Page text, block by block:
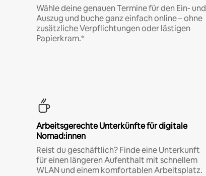
Wähle deine genauen Termine für den Ein- und
Auszug und buche ganz einfach online – ohne
zusätzliche Verpflichtungen oder lästigen
Papierkram.*
Arbeitsgerechte Unterkünfte für digitale
Nomad:innen
Reist du geschäftlich? Finde eine Unterkunft
für einen längeren Aufenthalt mit schnellem
WLAN und einem komfortablen Arbeitsplatz.